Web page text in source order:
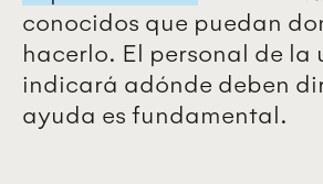
conocidos que puedan
hacerlo. El personal de la
indicará adónde deben
ayuda es fundamental.